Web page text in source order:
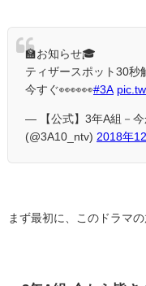
🏫お知らせ🎓
ティザースポット30秒
今すぐ👀👀👀#3A
— 【公式】3年A組－今
(@3A10_ntv) 2018年
まず最初に、このドラマ